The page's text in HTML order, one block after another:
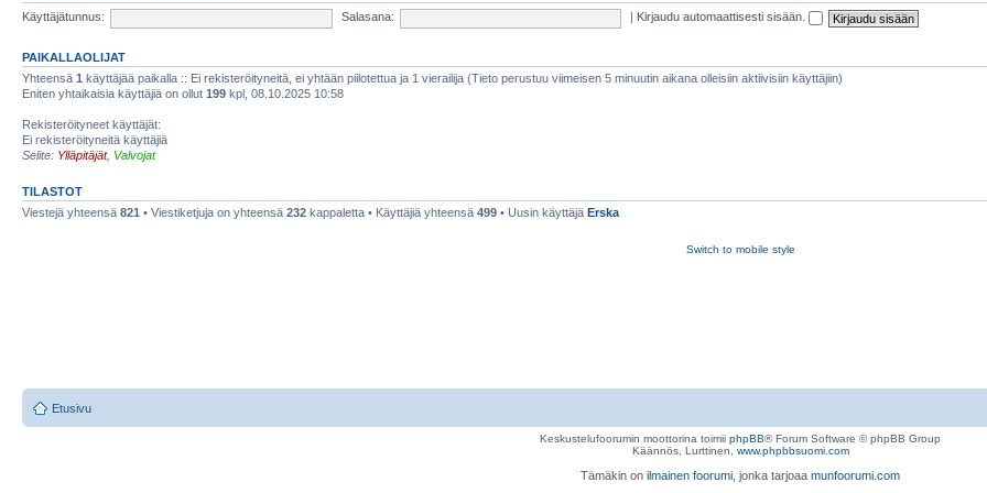
Käyttäjätunnus:
Salasana: Kirjaudu automaattisesti sisään.
PAIKALLAOLIJAT
Yhteensä 1 käyttäjää paikalla :: Ei rekisteröityneitä, ei yhtään piilotettua ja 1 vierailija (Tieto perustuu viimeisen 5 minuutin aikana olleisiin aktiivisiin käyttäjiin)
Eniten yhtaikaisia käyttäjiä on ollut 199 kpl, 08.10.2025 10:58
Rekisteröityneet käyttäjät:
Ei rekisteröityneitä käyttäjiä
Selite: Ylläpitäjät, Valvojat
TILASTOT
Viestejä yhteensä 821 • Viestiketjuja on yhteensä 232 kappaletta • Käyttäjiä yhteensä 499 • Uusin käyttäjä Erska
Switch to mobile style
Etusivu
Keskustelufoorumin moottorina toimii phpBB® Forum Software © phpBB Group
Käännös, Lurttinen, www.phpbbsuomi.com
Tämäkin on ilmainen foorumi , jonka tarjoaa munfoorumi.com